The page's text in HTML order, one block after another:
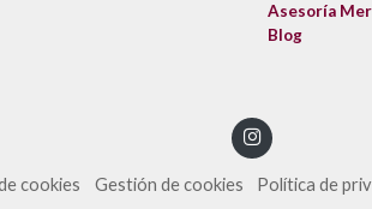
Asesoría
Blog
cookies Gestión de cookies Política de